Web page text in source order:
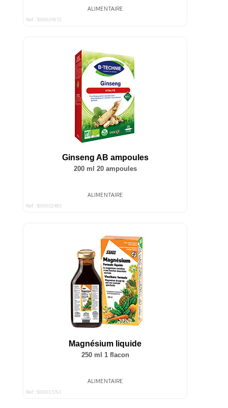
ALIMENTAIRE
Ref : 5000034072
Ginseng AB ampoules
200 ml 20 ampoules
ALIMENTAIRE
Ref : 5000032485
Magnésium liquide
250 ml 1 flacon
ALIMENTAIRE
Ref : 5000015761